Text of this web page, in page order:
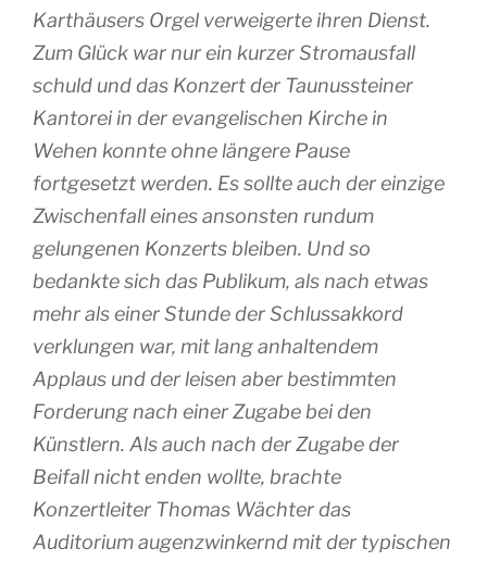
Karthäusers Orgel verweigerte ihren Dienst.
Zum Glück war nur ein kurzer Stromausfall
schuld und das Konzert der Taunussteiner
Kantorei in der evangelischen Kirche in
Wehen konnte ohne längere Pause
fortgesetzt werden. Es sollte auch der einzige
Zwischenfall eines ansonsten rundum
gelungenen Konzerts bleiben. Und so
bedankte sich das Publikum, als nach etwas
mehr als einer Stunde der Schlussakkord
verklungen war, mit lang anhaltendem
Applaus und der leisen aber bestimmten
Forderung nach einer Zugabe bei den
Künstlern. Als auch nach der Zugabe der
Beifall nicht enden wollte, brachte
Konzertleiter Thomas Wächter das
Auditorium augenzwinkernd mit der typischen